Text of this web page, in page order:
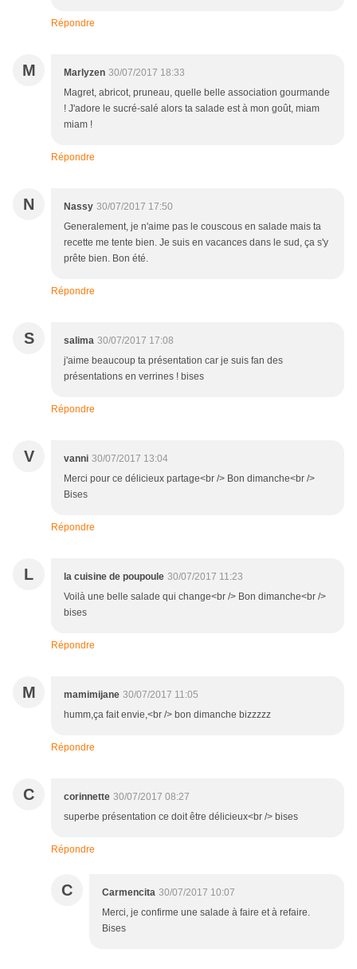
Répondre
M Marlyzen 30/07/2017 18:33
Magret, abricot, pruneau, quelle belle association gourmande
! J'adore le sucré-salé alors ta salade est à mon goût, miam
miam !
Répondre
N Nassy 30/07/2017 17:50
Generalement, je n'aime pas le couscous en salade mais ta
recette me tente bien. Je suis en vacances dans le sud, ça s'y
prête bien. Bon été.
Répondre
S salima 30/07/2017 17:08
j'aime beaucoup ta présentation car je suis fan des
présentations en verrines ! bises
Répondre
V vanni 30/07/2017 13:04
Merci pour ce délicieux partage<br /> Bon dimanche<br />
Bises
Répondre
L la cuisine de poupoule 30/07/2017 11:23
Voilà une belle salade qui change<br /> Bon dimanche<br />
bises
Répondre
M mamimijane 30/07/2017 11:05
humm,ça fait envie,<br /> bon dimanche bizzzzz
Répondre
C corinnette 30/07/2017 08:27
superbe présentation ce doit être délicieux<br /> bises
Répondre
C Carmencita 30/07/2017 10:07
Merci, je confirme une salade à faire et à refaire.
Bises